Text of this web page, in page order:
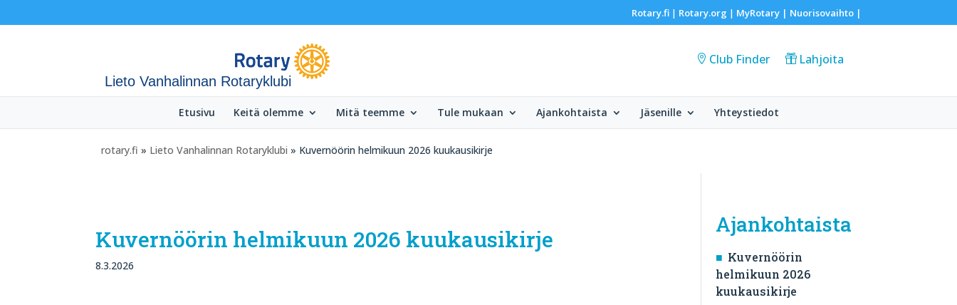
Rotary.fi| Rotary.org | MyRotary | Nuorisovaihto|
Lieto Vanhalinnan Rotaryklubi
Club Finder Lahjoita
Etusivu Keitä olemme Mitä teemme Tule mukaan Ajankohtaista Jäsenille Yhteystiedot
rotary.fi » Lieto Vanhalinnan Rotaryklubi » Kuvernöörin helmikuun 2026 kuukausikirje
Kuvernöörin helmikuun 2026 kuukausikirje
8.3.2026
Ajankohtaista
Kuvernöörin
helmikuun 2026
kuukausikirje